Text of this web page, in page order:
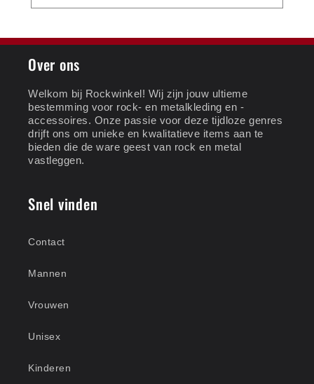
Over ons
Welkom bij Rockwinkel! Wij zijn jouw ultieme
bestemming voor rock- en metalkleding en -
accessoires. Onze passie voor deze tijdloze genres
drijft ons om unieke en kwalitatieve items aan te
bieden die de ware geest van rock en metal
vastleggen.
Snel vinden
Contact
Mannen
Vrouwen
Unisex
Kinderen